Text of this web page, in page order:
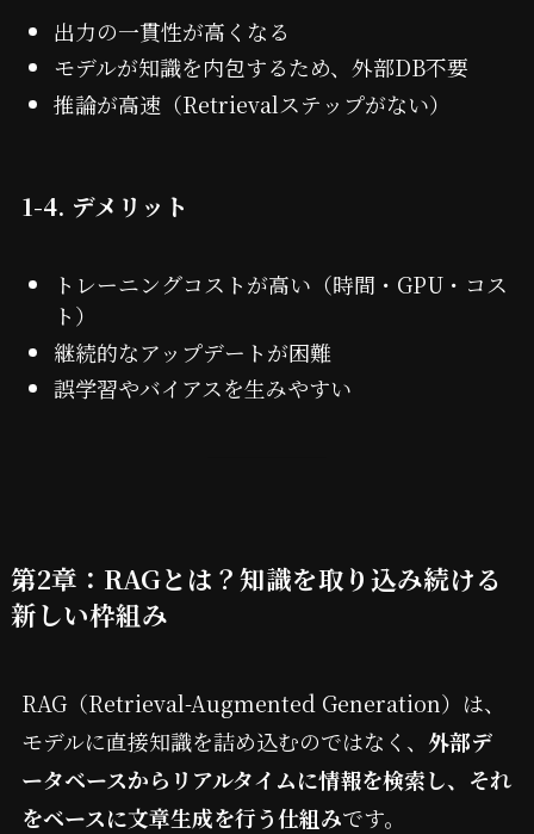
出力の一貫性が高くなる
モデルが知識を内包するため、外部DB不要
推論が高速（Retrievalステップがない）
1-4. デメリット
トレーニングコストが高い（時間・GPU・コス
ト）
継続的なアップデートが困難
誤学習やバイアスを生みやすい
第2章：RAGとは？知識を取り込み続ける
新しい枠組み
RAG（Retrieval-Augmented Generation）は、
モデルに直接知識を詰め込むのではなく、 外部デ
ータベースからリアルタイムに情報を検索し、それ
をベースに文章生成を行う仕組みです。